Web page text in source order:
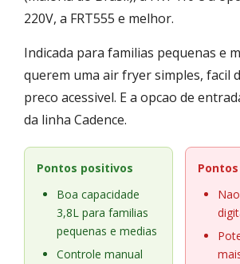
220V, a FRT555 e melhor.
Indicada para familias pequenas e
querem uma air fryer simples, facil
preco acessivel. E a opcao de
da linha Cadence.
Pontos positivos
Boa capacidade
3,8L para familias
pequenas e medias
Controle manual